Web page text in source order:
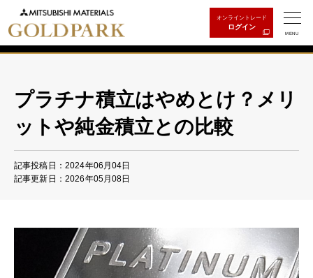
オンライントレード
ログイン
MENU
プラチナ積立はやめとけ？メリ
ットや純金積立との比較
記事投稿日：2024年06月04日
記事更新日：2026年05月08日